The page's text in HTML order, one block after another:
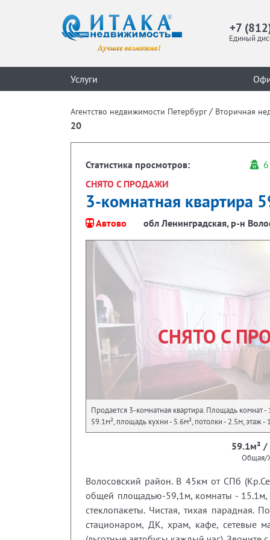
+7
Единый
Услуги
Агентство недвижимости Петербург / Вторичная
20
Статистика просмотров:
СНЯТО С ПРОДАЖИ
3-комнатная квартира
Автово обл Ленинградская, р-н
СНЯТО С
Продается 3-комнатная квартира. Площадь комнат
59.1м², площадь кухни - 5.6м², потолки - 2.5м, этаж
59.1м² /
Общая/
Волосовский район. В 45км от СПб
общей площадью-59,1м, комнаты - 15.1м,
стеклопакеты. Чистая, тихая парадная.
стационаром, ДК, храм, кафе, сетевые